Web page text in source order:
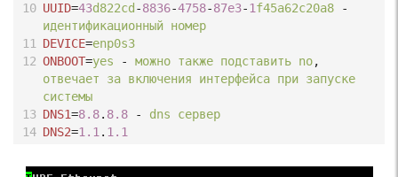
10 UUID=43d822cd -8836-4758-87e3-1f45a62c20a8
-
идентификационный номер
11 DEVICE=enp0s3
12 ONBOOT=yes - можно также подставить no
отвечает
за включения интерфейса при запуске
системы
13 DNS1=8.8. 8.8 - dns
сервер
14 DNS2=1.1. 1.1